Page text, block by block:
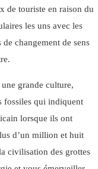
de touriste en raison du
les uns avec les
changement de sens
grande culture,
fossiles qui indiquent
lorsque ils ont
d’un million et huit
civilisation des grottes